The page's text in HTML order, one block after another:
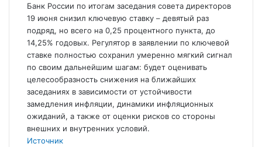
Банк России по итогам заседания совета директоров
19 июня снизил ключевую ставку – девятый раз
подряд, но всего на 0,25 процентного пункта, до
14,25% годовых. Регулятор в заявлении по ключевой
ставке полностью сохранил умеренно мягкий сигнал
по своим дальнейшим шагам: будет оценивать
целесообразность снижения на ближайших
заседаниях в зависимости от устойчивости
замедления инфляции, динамики инфляционных
ожиданий, а также от оценки рисков со стороны
внешних и внутренних условий.
Источник